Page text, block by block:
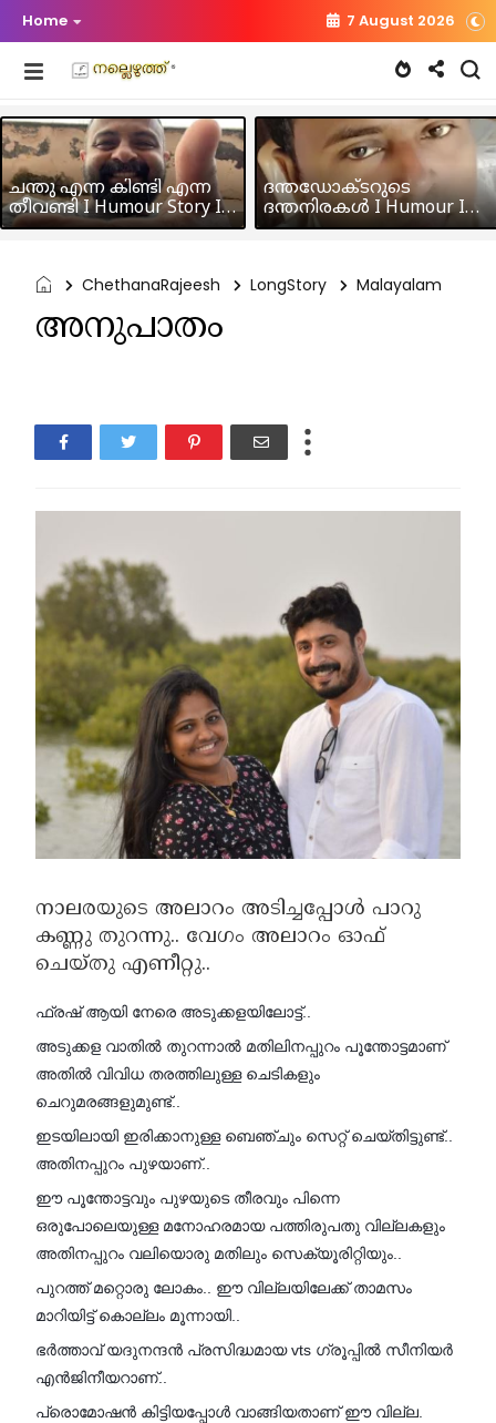
Home 7 August 2026
ചന്തു എന്ന കിണ്ടി എന്ന
തീവണ്ടി I Humour Story I
Rajeev Panicker
ദന്തഡോക്ടറുടെ
ദന്തനിരകൾ I Humour I
Hussain MK
ChethanaRajeesh LongStory Malayalam
അനുപാതം
നാലരയുടെ അലാറം അടിച്ചപ്പോൾ പാറു
കണ്ണു തുറന്നു.. വേഗം അലാറം ഓഫ്‌
ചെയ്തു എണീറ്റു..
ഫ്രഷ് ആയി നേരെ അടുക്കളയിലോട്ട്..
അടുക്കള വാതിൽ തുറന്നാൽ മതിലിനപ്പുറം പൂന്തോട്ടമാണ്
അതിൽ വിവിധ തരത്തിലുള്ള ചെടികളും
ചെറുമരങ്ങളുമുണ്ട്..
ഇടയിലായി ഇരിക്കാനുള്ള ബെഞ്ചും സെറ്റ് ചെയ്തിട്ടുണ്ട്..
അതിനപ്പുറം പുഴയാണ്..
ഈ പൂന്തോട്ടവും പുഴയുടെ തീരവും പിന്നെ
ഒരുപോലെയുള്ള മനോഹരമായ പത്തിരുപതു വില്ലകളും
അതിനപ്പുറം വലിയൊരു മതിലും സെക്യൂരിറ്റിയും..
പുറത്ത് മറ്റൊരു ലോകം.. ഈ വില്ലയിലേക്ക് താമസം
മാറിയിട്ട് കൊല്ലം മൂന്നായി..
ഭർത്താവ് യദുനന്ദൻ പ്രസിദ്ധമായ vts ഗ്രൂപ്പിൽ സീനിയർ
എൻജിനീയറാണ്..
പ്രൊമോഷൻ കിട്ടിയപ്പോൾ വാങ്ങിയതാണ് ഈ വില്ല.